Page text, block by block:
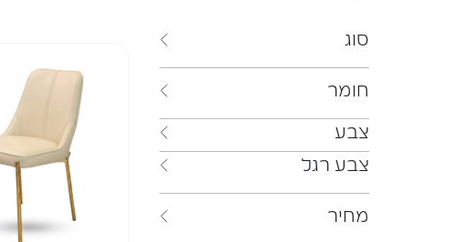
סוג
חומר
צבע
צבע רגל
מחיר